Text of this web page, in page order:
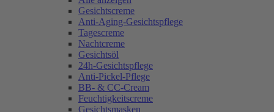
Gesichtscreme
Anti-Aging-Gesichtspflege
Tagescreme
Nachtcreme
Gesichtsöl
24h-Gesichtspflege
Anti-Pickel-Pflege
BB- & CC-Cream
Feuchtigkeitscreme
Gesichtsmasken